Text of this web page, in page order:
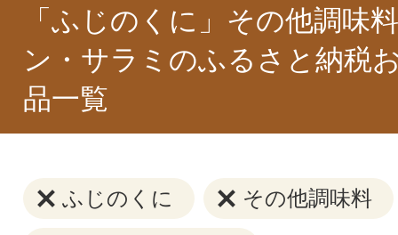
「ふじのくに」その他調味
ン・サラミのふるさと納税
品一覧
ふじのくに その他調味料